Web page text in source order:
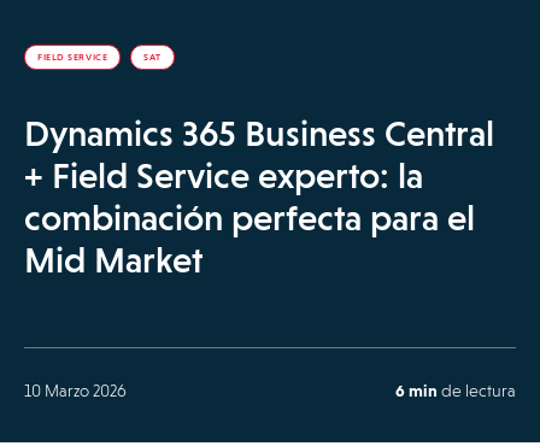
FIELD SERVICE SAT
Dynamics 365 Business Central
+ Field Service experto: la
combinación perfecta para el
Mid Market
10 Marzo 2026 6 min de lectura